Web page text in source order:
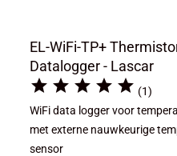
EL-WiFi-TP+
Datalogger - Lascar
     (1)
WiFi data logger voor
met externe nauwkeurige
sensor